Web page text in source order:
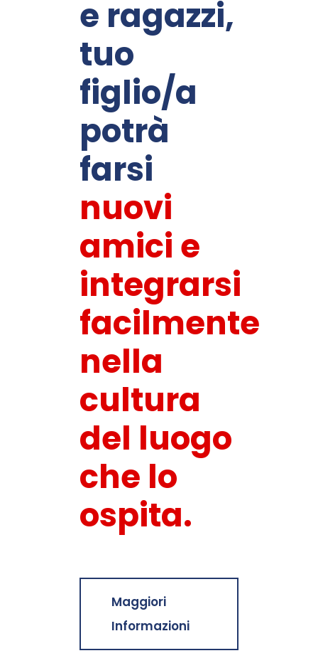
e ragazzi,
tuo
figlio/a
potrà
farsi
nuovi
amici e
integrarsi
facilmente
nella
cultura
del luogo
che lo
ospita.
Maggiori
Informazioni